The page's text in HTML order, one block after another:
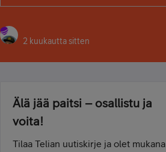
2 kuukautta sitten
Älä jää paitsi – osallistu ja
voita!
Tilaa Telian uutiskirje ja olet mukana